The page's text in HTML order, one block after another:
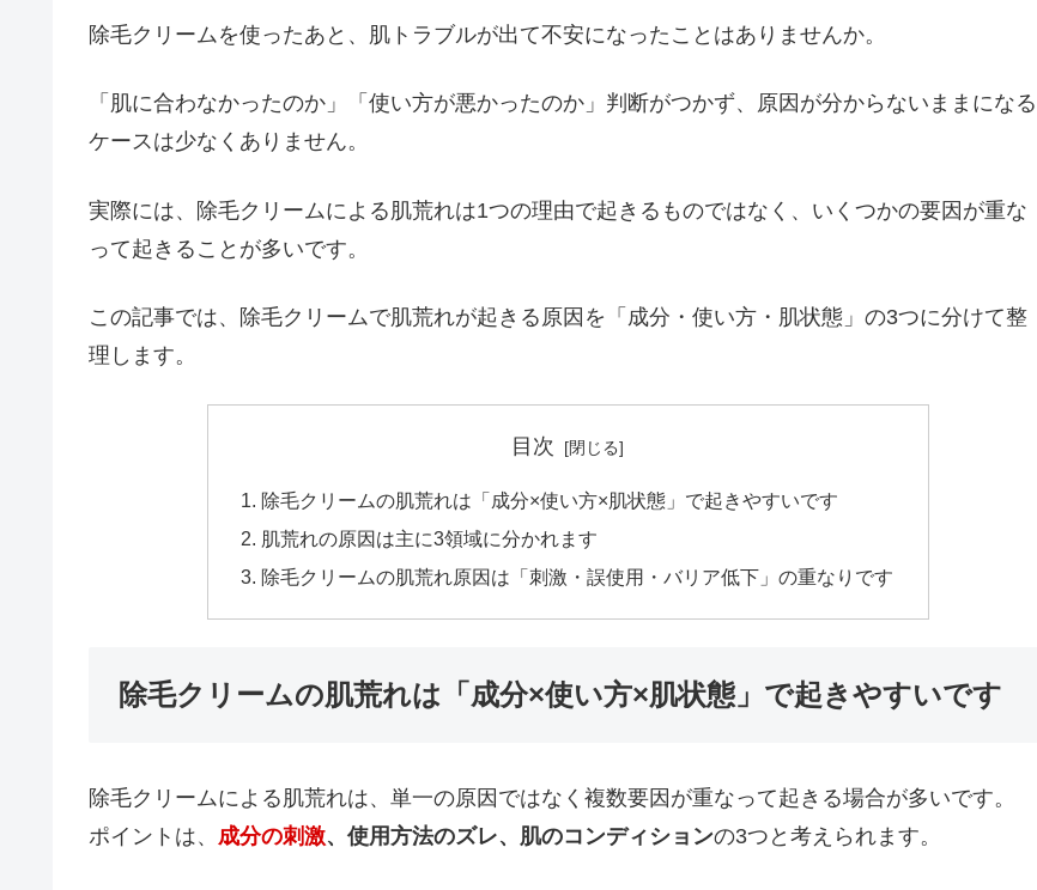
除毛クリームを使ったあと、肌トラブルが出て不安になったことはありませんか。
「肌に合わなかったのか」「使い方が悪かったのか」判断がつかず、原因が分からないままになる
ケースは少なくありません。
実際には、除毛クリームによる肌荒れは1つの理由で起きるものではなく、いくつかの要因が重な
って起きることが多いです。
この記事では、除毛クリームで肌荒れが起きる原因を「成分・使い方・肌状態」の3つに分けて整
理します。
目次
除毛クリームの肌荒れは「成分×使い方×肌状態」で起きやすいです
肌荒れの原因は主に3領域に分かれます
除毛クリームの肌荒れ原因は「刺激・誤使用・バリア低下」の重なりです
除毛クリームの肌荒れは「成分×使い方×肌状態」で起きやすいです
除毛クリームによる肌荒れは、単一の原因ではなく複数要因が重なって起きる場合が多いです。
ポイントは、 成分の刺激、使用方法のズレ、肌のコンディションの3つと考えられます。